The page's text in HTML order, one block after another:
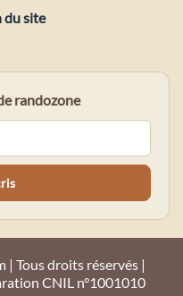
du site
randozone
| Tous droits réservés |
CNIL n°1001010